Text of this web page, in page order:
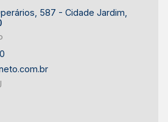
587 - Cidade Jardim,